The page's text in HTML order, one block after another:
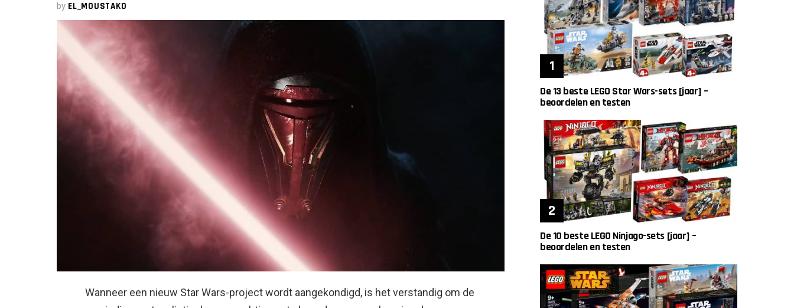
by EL_MOUSTAKO
Wanneer een nieuw Star Wars-project wordt aangekondigd, is het verstandig om de
De 13 beste LEGO Star Wars-sets [jaar] –
beoordelen en testen
De 10 beste LEGO Ninjago-sets [jaar] –
beoordelen en testen